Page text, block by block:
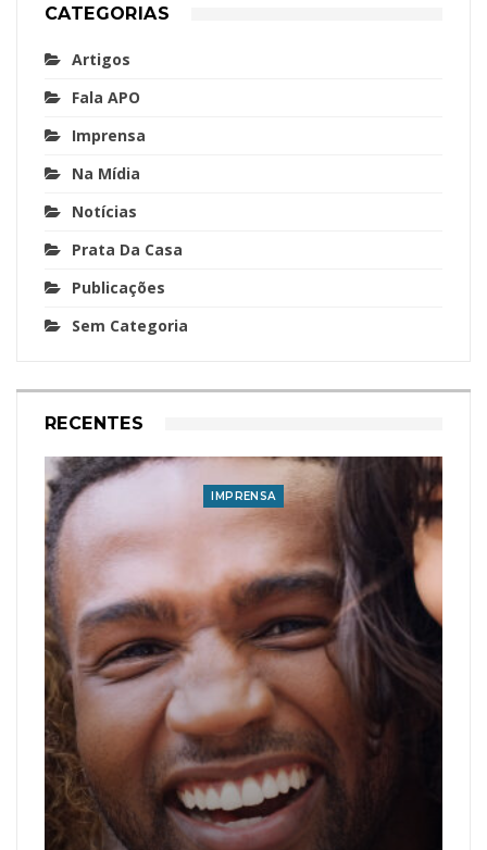
CATEGORIAS
Artigos
Fala APO
Imprensa
Na Mídia
Notícias
Prata Da Casa
Publicações
Sem Categoria
RECENTES
IMPRENSA